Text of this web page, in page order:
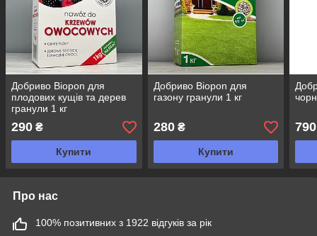
Добриво Biopon для
плодових кущів та дерев
гранули 1 кг
290 ₴
Купити
Добриво Biopon для
газону гранули 1 кг
280₴
Купити
790
Про нас
100% позитивних з 1922 відгуків за рік